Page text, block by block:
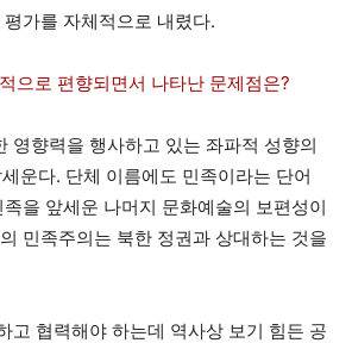
가를 자체적으로 내렸다.
으로 편향되면서 나타난 문제점은?
영향력을 행사하고 있는 좌파적 성향의
세운다. 단체 이름에도 민족이라는 단어
을 앞세운 나머지 문화예술의 보편성이
민족주의는 북한 정권과 상대하는 것을
고 협력해야 하는데 역사상 보기 힘든 공